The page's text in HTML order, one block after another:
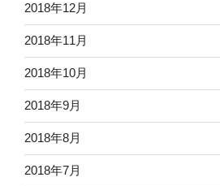
2018年12月
2018年11月
2018年10月
2018年9月
2018年8月
2018年7月